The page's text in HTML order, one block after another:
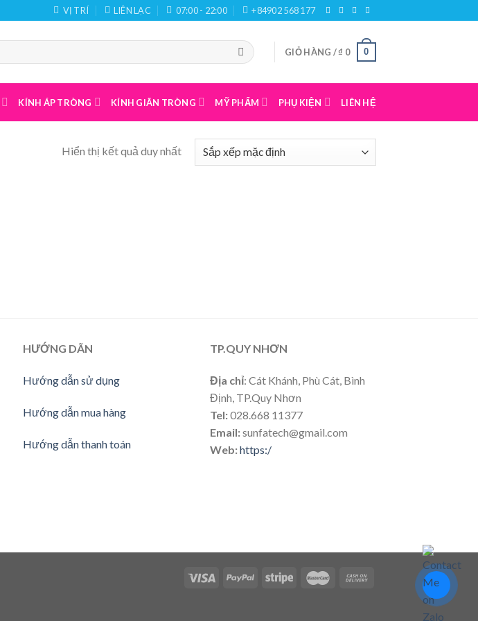
VỊ TRÍ LIÊN LẠC 07:00 - 22:00 +84902 568 177
GIỎ HÀNG /₫ 0 0
KÍNH ÁP TRÒNG KÍNH GIÃN TRÒNG MỸ PHẨM PHỤ KIỆN LIÊN HỆ
Hiển thị kết quả duy nhất
HƯỚNG DÃN
Hướng dẫn sử dụng
Hướng dẫn mua hàng
Hướng dẫn thanh toán
TP.QUY NHƠN
Địa chỉ: Cát Khánh, Phù Cát, Bình
Định, TP.Quy Nhơn
Tel:028.668 11377
Email:sunfatech@gmail.com
Web:https:/